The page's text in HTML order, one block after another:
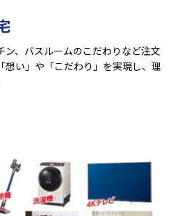
、バスルームのこだわりなど注文
想い」や「こだわり」を実現し、理